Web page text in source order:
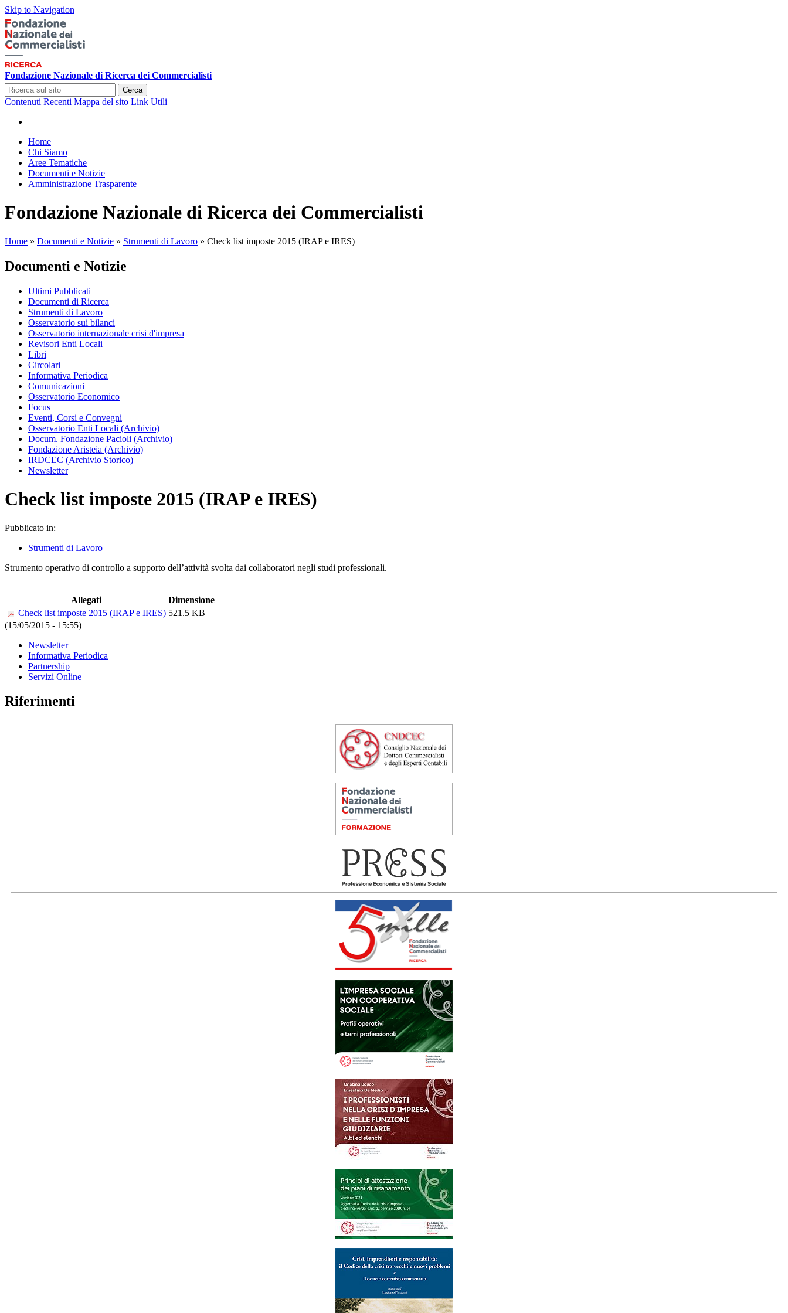
Skip to Navigation
Fondazione Nazionale di Ricerca dei Commercialisti
Cerca
Contenuti Recenti Mappa del sito Link Utili
Home
Chi Siamo
Aree Tematiche
Documenti e Notizie
Amministrazione Trasparente
Fondazione Nazionale di Ricerca dei Commercialisti
Home » Documenti e Notizie » Strumenti di Lavoro » Check list imposte 2015 (IRAP e IRES)
Documenti e Notizie
Ultimi Pubblicati
Documenti di Ricerca
Strumenti di Lavoro
Osservatorio sui bilanci
Osservatorio internazionale crisi d'impresa
Revisori Enti Locali
Libri
Circolari
Informativa Periodica
Comunicazioni
Osservatorio Economico
Focus
Eventi, Corsi e Convegni
Osservatorio Enti Locali (Archivio)
Docum. Fondazione Pacioli (Archivio)
Fondazione Aristeia (Archivio)
IRDCEC (Archivio Storico)
Newsletter
Check list imposte 2015 (IRAP e IRES)
Pubblicato in:
Strumenti di Lavoro
Strumento operativo di controllo a supporto dell’attività svolta dai collaboratori negli studi professionali.
Allegati
Dimensione
Check list imposte 2015 (IRAP e IRES) 521.5 KB
(15/05/2015 - 15:55)
Newsletter
Informativa Periodica
Partnership
Servizi Online
Riferimenti